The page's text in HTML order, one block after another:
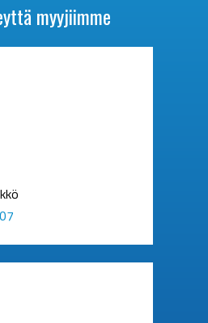
myyjiimme